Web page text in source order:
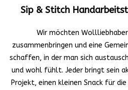
Sip & Stitch
Wir möchten Wollliebhaber
zusammenbringen und eine
schaffen, in der man sich
und wohl fühlt. Jeder bringt sein
Projekt, einen kleinen Snack für